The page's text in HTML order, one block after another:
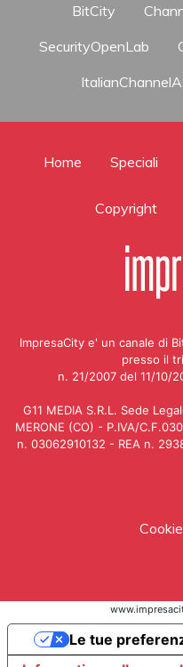
BitCity
SecurityOpenLab
Home Speciali
Copyright
ImpresaCity e' un canale di
presso il
n. 21/2007 del 11/10/
G11 MEDIA S.R.L. Sede
MERONE (CO) - P.IVA/
n. 03062910132 - REA n.
Cookie
Le tue